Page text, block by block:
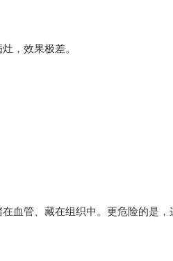
，效果极差。
血管、藏在组织中。更危险的是，